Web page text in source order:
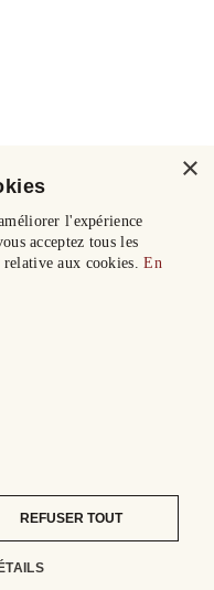
×
l'expérience
acceptez tous les
relative aux cookies.En
REFUSER TOUT